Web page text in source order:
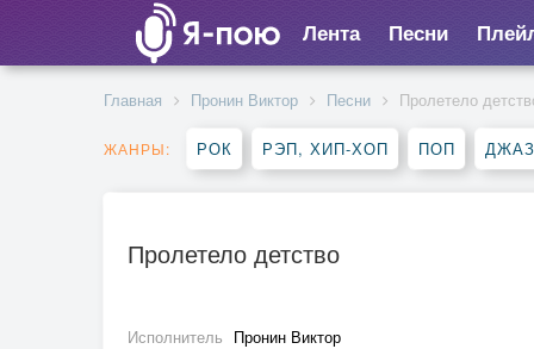
Лента Песни
Главная Пронин Виктор Песни Пролетело
ЖАНРЫ: РОК РЭП, ХИП-ХОП ПОП
Пролетело детство
Исполнитель Пронин Виктор